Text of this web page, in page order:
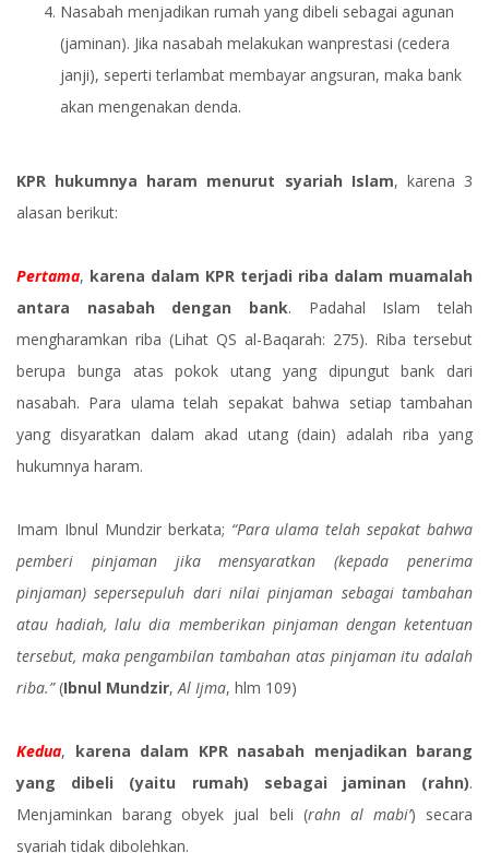
Nasabah menjadikan rumah yang dibeli sebagai agunan
(jaminan). Jika nasabah melakukan wanprestasi (cedera
janji), seperti terlambat membayar angsuran, maka bank
akan mengenakan denda.
KPR hukumnya haram menurut syariah Islam, karena 3
alasan berikut:
Pertama, karena dalam KPR terjadi riba dalam muamalah
antara nasabah dengan bank. Padahal Islam telah
mengharamkan riba (Lihat QS al-Baqarah: 275). Riba tersebut
berupa bunga atas pokok utang yang dipungut bank dari
nasabah. Para ulama telah sepakat bahwa setiap tambahan
yang disyaratkan dalam akad utang (dain) adalah riba yang
hukumnya haram.
Imam Ibnul Mundzir berkata; “Para ulama telah sepakat bahwa
pemberi pinjaman jika mensyaratkan (kepada penerima
pinjaman) sepersepuluh dari nilai pinjaman sebagai tambahan
atau hadiah, lalu dia memberikan pinjaman dengan ketentuan
tersebut, maka pengambilan tambahan atas pinjaman itu adalah
riba.”(Ibnul Mundzir,Al Ijma, hlm 109)
Kedua, karena dalam KPR nasabah menjadikan barang
yang dibeli (yaitu rumah) sebagai jaminan (rahn).
Menjaminkan barang obyek jual beli (rahn al mabi’) secara
syariah tidak dibolehkan.